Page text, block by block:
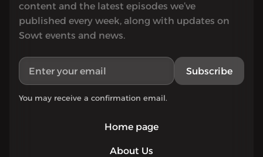
Home page
About Us
content and the latest episodes we’ve
published every week, along with updates on
Sowt events and news.
Subscribe
You may receive a confirmation email.